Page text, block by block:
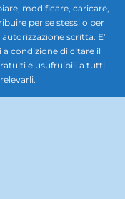
modificare, caricare,
per se stessi o per
scritta. E'
condizione di citare il
e usufruibili a tutti